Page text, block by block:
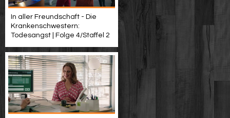
In aller Freundschaft - Die
Krankenschwestern:
Todesangst | Folge 4/Staffel 2